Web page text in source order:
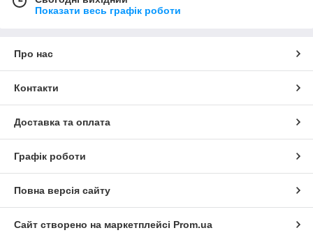
Показати весь графік роботи
Про нас
Контакти
Доставка та оплата
Графік роботи
Повна версія сайту
Сайт створено на маркетплейсі Prom.ua